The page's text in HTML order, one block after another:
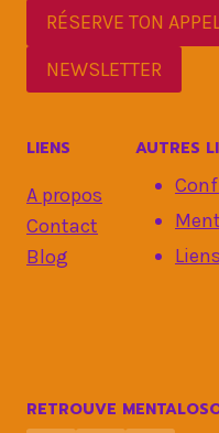
RÉSERVE TON
NEWSLETTER
LIENS
A propos
Contact
Blog
AUTRES
RETROUVE